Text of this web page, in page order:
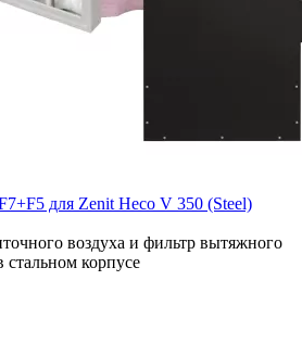
для Zenit Heco V 350 (Steel)
воздуха и фильтр вытяжного
корпусе